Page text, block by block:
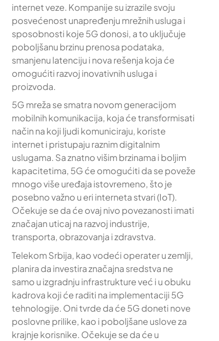
internet veze. Kompanije su izrazile svoju
posvećenost unapređenju mrežnih usluga i
sposobnosti koje 5G donosi, a to uključuje
poboljšanu brzinu prenosa podataka,
smanjenu latenciju i nova rešenja koja će
omogućiti razvoj inovativnih usluga i
proizvoda.
5G mreža se smatra novom generacijom
mobilnih komunikacija, koja će transformisati
način na koji ljudi komuniciraju, koriste
internet i pristupaju raznim digitalnim
uslugama. Sa znatno višim brzinama i boljim
kapacitetima, 5G će omogućiti da se poveže
mnogo više uređaja istovremeno, što je
posebno važno u eri interneta stvari (IoT).
Očekuje se da će ovaj nivo povezanosti imati
značajan uticaj na razvoj industrije,
transporta, obrazovanja i zdravstva.
Telekom Srbija, kao vodeći operater u zemlji,
planira da investira značajna sredstva ne
samo u izgradnju infrastrukture već i u obuku
kadrova koji će raditi na implementaciji 5G
tehnologije. Oni tvrde da će 5G doneti nove
poslovne prilike, kao i poboljšane uslove za
krajnje korisnike. Očekuje se da će u